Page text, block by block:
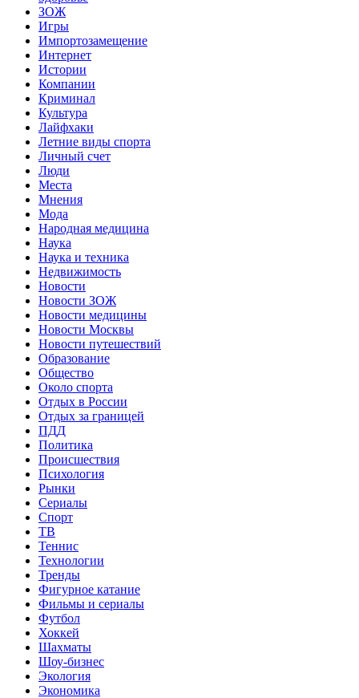
ЗОЖ
Игры
Импортозамещение
Интернет
Истории
Компании
Криминал
Культура
Лайфхаки
Летние виды спорта
Личный счет
Люди
Места
Мнения
Мода
Народная медицина
Наука
Наука и техника
Недвижимость
Новости
Новости ЗОЖ
Новости медицины
Новости Москвы
Новости путешествий
Образование
Общество
Около спорта
Отдых в России
Отдых за границей
ПДД
Политика
Происшествия
Психология
Рынки
Сериалы
Спорт
ТВ
Теннис
Технологии
Тренды
Фигурное катание
Фильмы и сериалы
Футбол
Хоккей
Шахматы
Шоу-бизнес
Экология
Экономика